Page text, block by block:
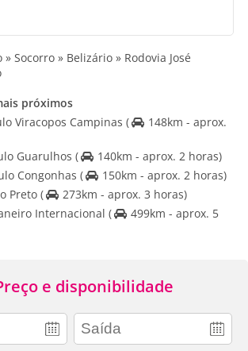
» Socorro » Belizário » Rodovia José
próximos
Viracopos Campinas (
148km - aprox.
Guarulhos (
140km - aprox. 2 horas)
Congonhas (
150km - aprox. 2 horas)
Preto (
273km - aprox. 3 horas)
Internacional (
499km - aprox. 5
e disponibilidade